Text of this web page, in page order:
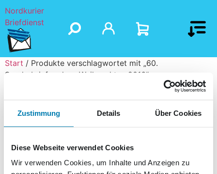
Zustimmung Details Über Cookies
Diese Webseite verwendet Cookies
Wir verwenden Cookies, um Inhalte und Anzeigen zu
Nordkurier
Briefdienst
Start / Produkte verschlagwortet mit „60.
Sonderbriefmarke - Weihnachten 2016“
60. Sonderbriefmarke
- Weihnachten 2016
Es wurden keine Produkte gefunden, die
deiner Auswahl entsprechen.